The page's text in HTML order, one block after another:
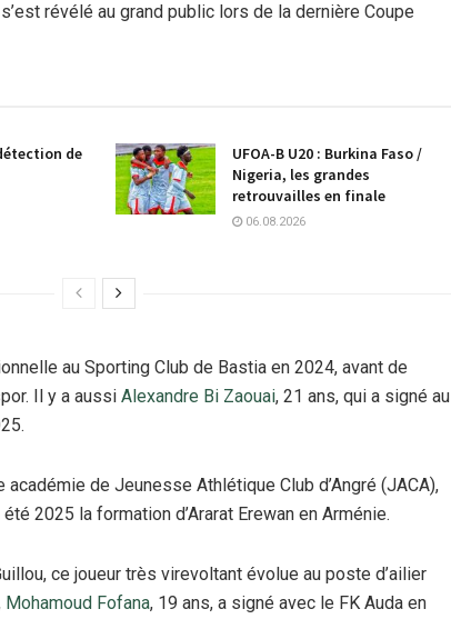
révélé au grand public lors de la dernière Coupe
de
UFOA-B U20 : Burkina Faso /
Nigeria, les grandes
retrouvailles en finale
06.08.2026
au Sporting Club de Bastia en 2024, avant de
Il y a aussi Alexandre Bi Zaouai, 21 ans, qui a signé au
de Jeunesse Athlétique Club d’Angré (JACA),
2025 la formation d’Ararat Erewan en Arménie.
ce joueur très virevoltant évolue au poste d’ailier
Mohamoud Fofana, 19 ans, a signé avec le FK Auda en